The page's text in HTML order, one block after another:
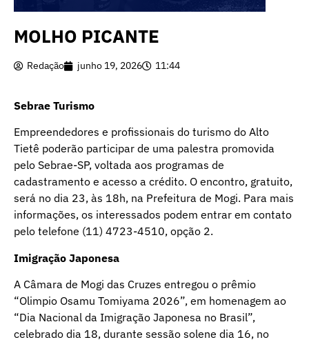
MOLHO PICANTE
Redação junho 19, 2026 11:44
Sebrae Turismo
Empreendedores e profissionais do turismo do Alto
Tietê poderão participar de uma palestra promovida
pelo Sebrae-SP, voltada aos programas de
cadastramento e acesso a crédito. O encontro, gratuito,
será no dia 23, às 18h, na Prefeitura de Mogi. Para mais
informações, os interessados podem entrar em contato
pelo telefone (11) 4723-4510, opção 2.
Imigração Japonesa
A Câmara de Mogi das Cruzes entregou o prêmio
“Olimpio Osamu Tomiyama 2026”, em homenagem ao
“Dia Nacional da Imigração Japonesa no Brasil”,
celebrado dia 18, durante sessão solene dia 16, no